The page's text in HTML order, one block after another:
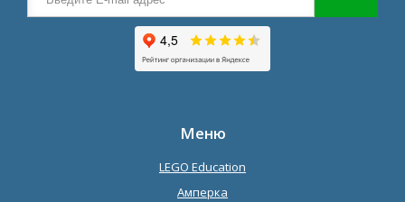
Меню
LEGO Education
Амперка